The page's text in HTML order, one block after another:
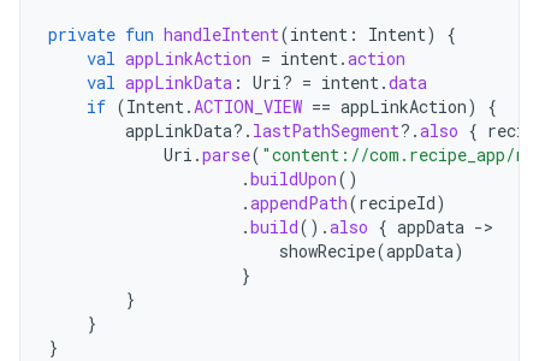
private fun handleIntent(intent : Intent)
{
val appLinkAction = intent.action
val appLinkData : Uri? = intent.data
if (Intent.ACTION_VIEW == appLinkAction)
{
appLinkData?. lastPathSegment?.also {
Uri .parse( "content://com.recipe_app/
.buildUpon()
.appendPath(recipeId)
.build().also { appData -
showRecipe(appData)
}
}
}
}